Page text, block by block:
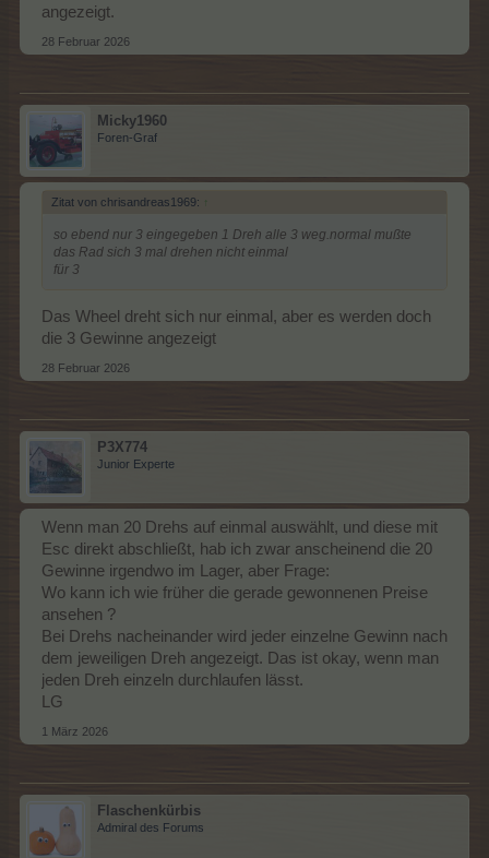
angezeigt.
28 Februar 2026
Micky1960
Foren-Graf
Zitat von chrisandreas1969: ↑
so ebend nur 3 eingegeben 1 Dreh alle 3 weg.normal mußte
das Rad sich 3 mal drehen nicht einmal
für 3
Das Wheel dreht sich nur einmal, aber es werden doch
die 3 Gewinne angezeigt
28 Februar 2026
P3X774
Junior Experte
Wenn man 20 Drehs auf einmal auswählt, und diese mit
Esc direkt abschließt, hab ich zwar anscheinend die 20
Gewinne irgendwo im Lager, aber Frage:
Wo kann ich wie früher die gerade gewonnenen Preise
ansehen ?
Bei Drehs nacheinander wird jeder einzelne Gewinn nach
dem jeweiligen Dreh angezeigt. Das ist okay, wenn man
jeden Dreh einzeln durchlaufen lässt.
LG
1 März 2026
Flaschenkürbis
Admiral des Forums